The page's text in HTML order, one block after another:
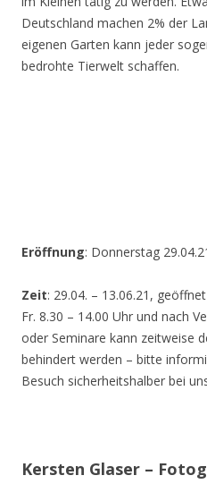
Deutschland machen 2% der
eigenen Garten kann jeder
bedrohte Tierwelt schaffen.
Eröffnung: Donnerstag
Zeit: 29.04. – 13.06.21,
Fr. 8.30 – 14.00 Uhr und nach
oder Seminare kann zeitweise
behindert werden – bitte
Besuch sicherheitshalber bei
Kersten Glaser –